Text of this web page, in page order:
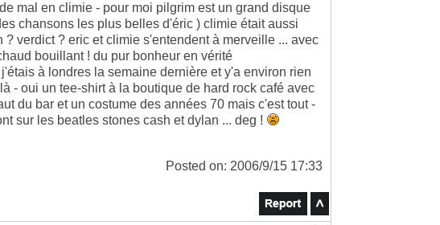
mal en climie - pour moi pilgrim est un grand disque
chansons les plus belles d'éric ) climie était aussi
verdict ? eric et climie s'entendent à merveille ... avec
bouillant ! du pur bonheur en vérité
à londres la semaine dernière et y'a environ rien
- oui un tee-shirt à la boutique de hard rock café avec
du bar et un costume des années 70 mais c'est tout -
sur les beatles stones cash et dylan ... deg !
Posted on: 2006/9/15 17:33